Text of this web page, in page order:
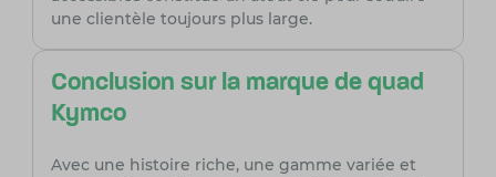
une clientèle toujours plus large.
Conclusion sur la marque de quad
Kymco
Avec une histoire riche, une gamme variée et